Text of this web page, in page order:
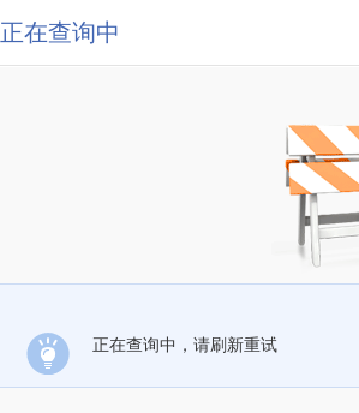
正在查询中
正在查询中，请刷新重试